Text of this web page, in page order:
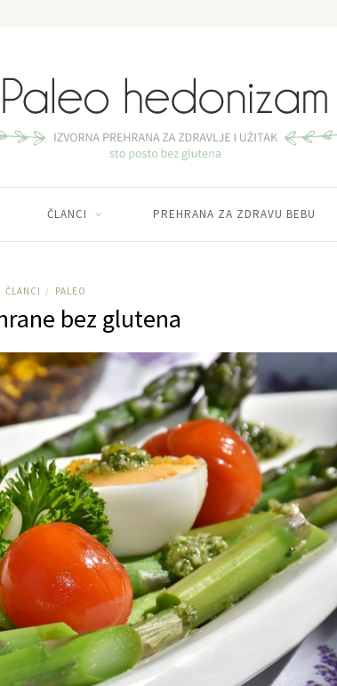
ČLANCI PREHRANA ZA ZDRAVU BEBU
ČLANCI / PALEO
bez glutena